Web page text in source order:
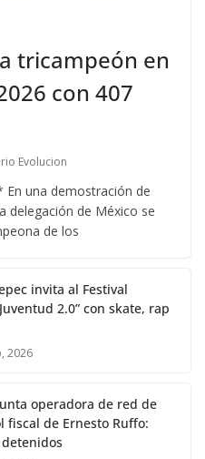
tricampeón en
con 407
Evolucion
una demostración de
delegación de México se
de los
invita al Festival
2.0” con skate, rap
2026
operadora de red de
fiscal de Ernesto Ruffo: